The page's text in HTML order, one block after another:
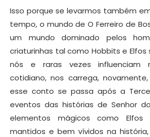
Isso porque se levarmos também
tempo, o mundo de O Ferreiro de
um mundo dominado pelos
criaturinhas tal como Hobbits e
nós e raras vezes influenciam
cotidiano, nos carrega,
esse conto se passa após a
eventos das histórias de Senhor
elementos mágicos como Elfos
mantidos e bem vívidos na